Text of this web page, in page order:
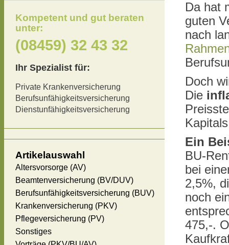
Da hat
guten
nach
Doch
Die
Ein
BU-
bei
2,5%,
noch
475,-.
Kompetent und gut beraten
unter:
(08459) 32 43 32
Ihr Spezialist für:
Private Krankenversicherung
Berufsunfähigkeitsversicherung
Dienstunfähigkeitsversicherung
Artikelauswahl
Altersvorsorge (AV)
Beamtenversicherung (BV/DUV)
Berufsunfähigkeitsversicherung (BUV)
Krankenversicherung (PKV)
Pflegeversicherung (PV)
Sonstiges